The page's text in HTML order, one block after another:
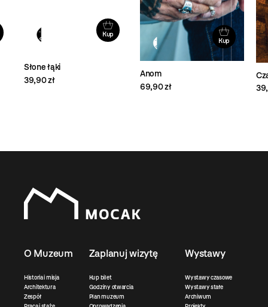
Kup
Słone łąki
39,90 zł
Kup
Anom
69,90 zł
O Muzeum
Historia i misja
Architektura
Zespół
Zaplanuj wizytę
Kup bilet
Godziny otwarcia
Plan muzeum
Wystawy
Wystawy czasowe
Wystawy stałe
Archiwum